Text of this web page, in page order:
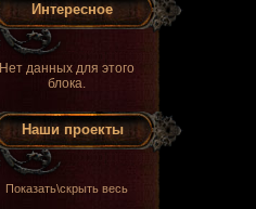
Интересное
Нет данных для этого
блока.
Наши проекты
Показать\скрыть весь